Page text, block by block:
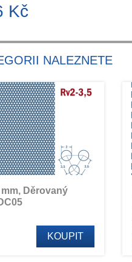
Kč
NALEZNETE
Děrovaný
KOUPIT